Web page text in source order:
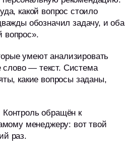
какой вопрос стоило
обозначил задачу, и оба
вопрос».
умеют анализировать
слово — текст. Система
какие вопросы заданы,
обращён к
менеджеру: вот твой
раз.